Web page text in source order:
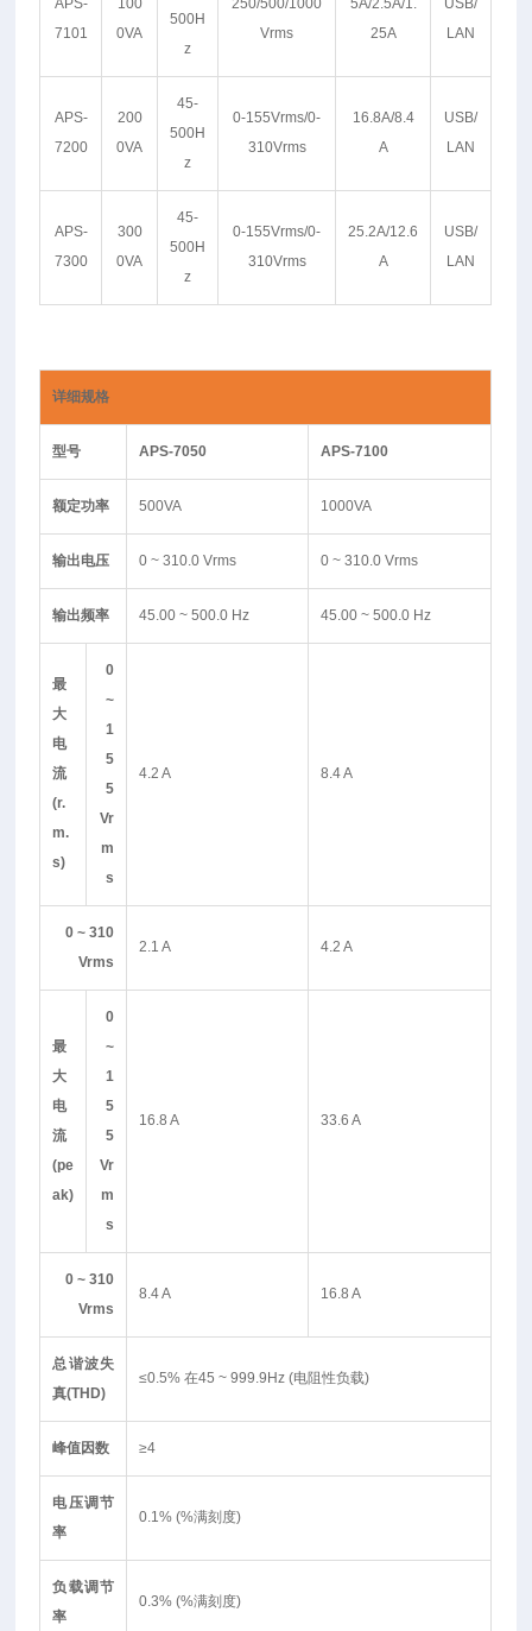
APS-
7101
100
0VA
500H
z
250/500/1000
Vrms
5A/2.5A/1.
25A
USB/
LAN
APS-
7200
200
0VA
45-
500H
z
0-155Vrms/0-
310Vrms
16.8A/8.4
A
USB/
LAN
APS-
7300
300
0VA
45-
500H
z
0-155Vrms/0-
310Vrms
25.2A/12.6
A
USB/
LAN
详细规格
型号 APS-7050 APS-7100
额定功率 500VA 1000VA
输出电压 0 ~ 310.0 Vrms 0 ~ 310.0 Vrms
输出频率 45.00 ~ 500.0 Hz 45.00 ~ 500.0 Hz
最
大
电
流
(r.
m.
s)
0
~
1
5
5
Vr
m
s
4.2 A 8.4 A
0 ~ 310
Vrms
2.1 A 4.2 A
最
大
电
流
(pe
ak)
0
~
1
5
5
Vr
m
s
16.8 A 33.6 A
0 ~ 310
Vrms
8.4 A 16.8 A
总谐波失
真(THD)
≤0.5% 在45 ~ 999.9Hz (电阻性负载)
峰值因数 ≥4
电压调节
率
0.1% (%满刻度)
负载调节
率
0.3% (%满刻度)